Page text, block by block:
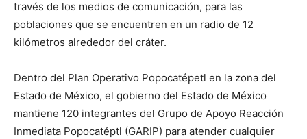
través de los medios de comunicación, para las
poblaciones que se encuentren en un radio de 12
kilómetros alrededor del cráter.
Dentro del Plan Operativo Popocatépetl en la zona del
Estado de México, el gobierno del Estado de México
mantiene 120 integrantes del Grupo de Apoyo Reacción
Inmediata Popocatéptl (GARIP) para atender cualquier